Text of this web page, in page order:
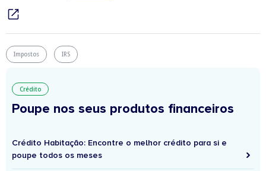
Impostos IRS
Crédito
Poupe nos seus produtos financeiros
Crédito Habitação: Encontre o melhor crédito para si e
poupe todos os meses